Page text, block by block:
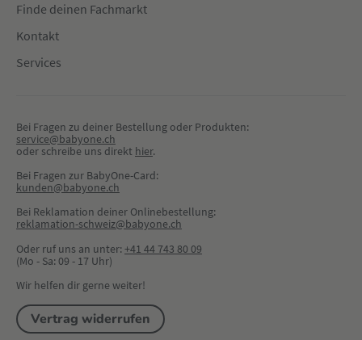
Finde deinen Fachmarkt
Kontakt
Services
Bei Fragen zu deiner Bestellung oder Produkten:
service@babyone.ch
oder schreibe uns direkt hier.
Bei Fragen zur BabyOne-Card:
kunden@babyone.ch
Bei Reklamation deiner Onlinebestellung:
reklamation-schweiz@babyone.ch
Oder ruf uns an unter:+41 44 743 80 09
(Mo - Sa: 09 - 17 Uhr)
Wir helfen dir gerne weiter!
Vertrag widerrufen